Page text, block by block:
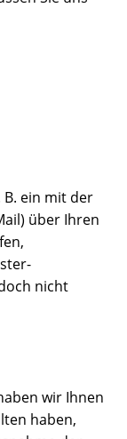
ein mit der
über Ihren
nicht
wir Ihnen
haben,